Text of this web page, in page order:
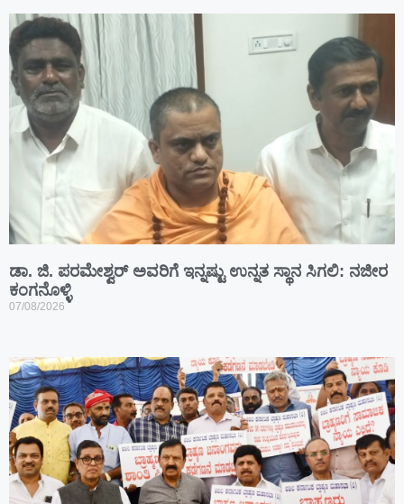
ಡಾ. ಜಿ. ಪರಮೇಶ್ವರ್ ಅವರಿಗೆ ಇನ್ನಷ್ಟು ಉನ್ನತ ಸ್ಥಾನ ಸಿಗಲಿ: ನಜೀರ
ಕಂಗನೊಳ್ಳಿ
07/08/2026